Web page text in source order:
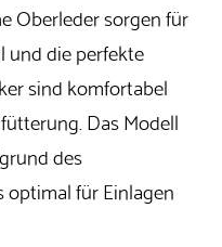
Oberleder sorgen für
und die perfekte
sind komfortabel
Das Modell
des
für Einlagen